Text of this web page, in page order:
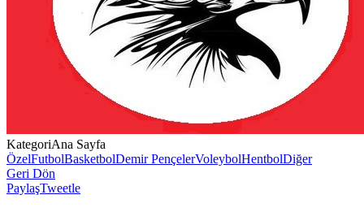
KategoriAna Sayfa
ÖzelFutbolBasketbolDemir PençelerVoleybolHentbolDiğer
Geri Dön
PaylaşTweetle